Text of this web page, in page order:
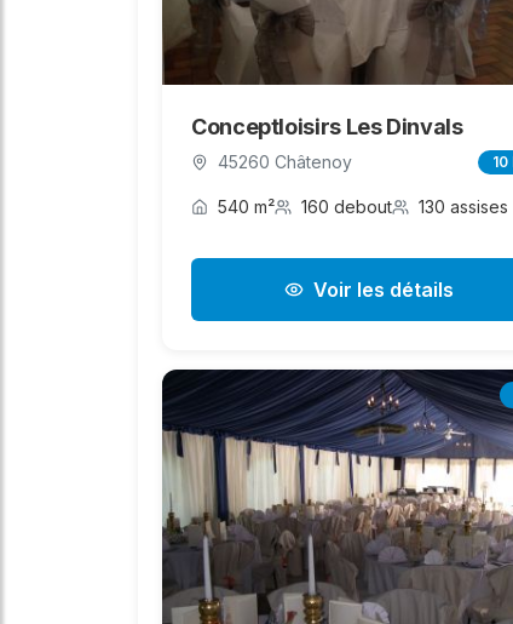
Conceptloisirs Les Dinvals
45260 Châtenoy 10
540 m² 160 debout 130 assises
Voir les détails